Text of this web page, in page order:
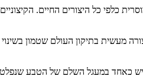
כלפי כל היצורים החיים.
מעשית בתיקון העולם שטמון
כאחד במעגל השלם של הטבע